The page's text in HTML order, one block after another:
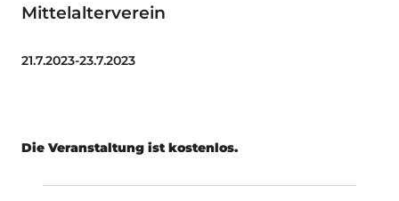
Mittelalterverein
21.7.2023-23.7.2023
Die Veranstaltung ist kostenlos.